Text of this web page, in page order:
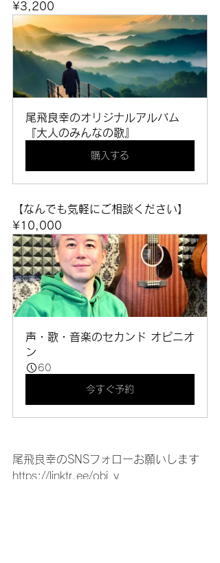
¥3,200
尾飛良幸のオリジナルアルバム
『大人のみんなの歌』
購入する
【なんでも気軽にご相談ください】
¥10,000
声・歌・音楽のセカンド オピニオ
ン
60
今すぐ予約
尾飛良幸のSNSフォローお願いします
https://linktr.ee/obi_y